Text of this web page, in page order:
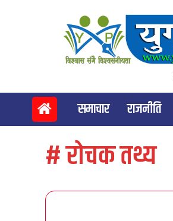
समाचार राजनीति
#रोचक तथ्य